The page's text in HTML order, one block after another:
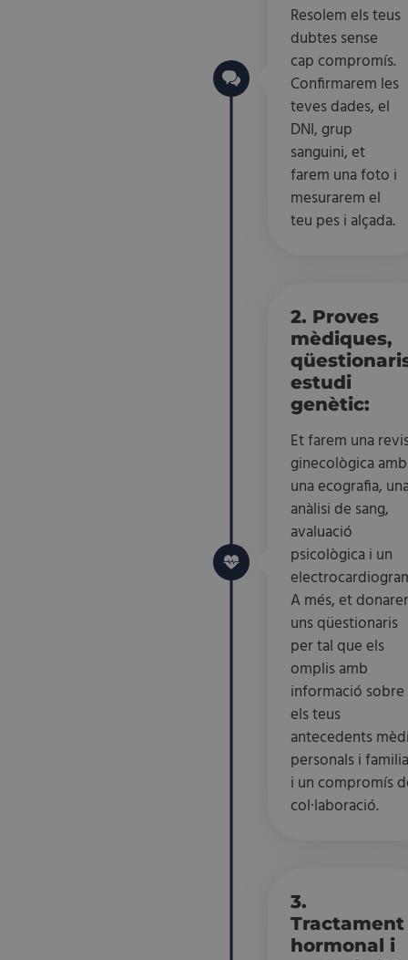
Resolem els teus
dubtes sense
cap compromís.
Confirmarem les
teves dades, el
DNI, grup
sanguini, et
farem una foto i
mesurarem el
teu pes i alçada.
2. Proves
mèdiques,
estudi
genètic:
Et farem una
ginecològica amb
una ecografia,
anàlisi de sang,
avaluació
psicològica i un
A més, et
uns qüestionaris
per tal que els
omplis amb
informació sobre
els teus
antecedents
personals i
i un compromís
col·laboració.
3.
Tractament
hormonal i